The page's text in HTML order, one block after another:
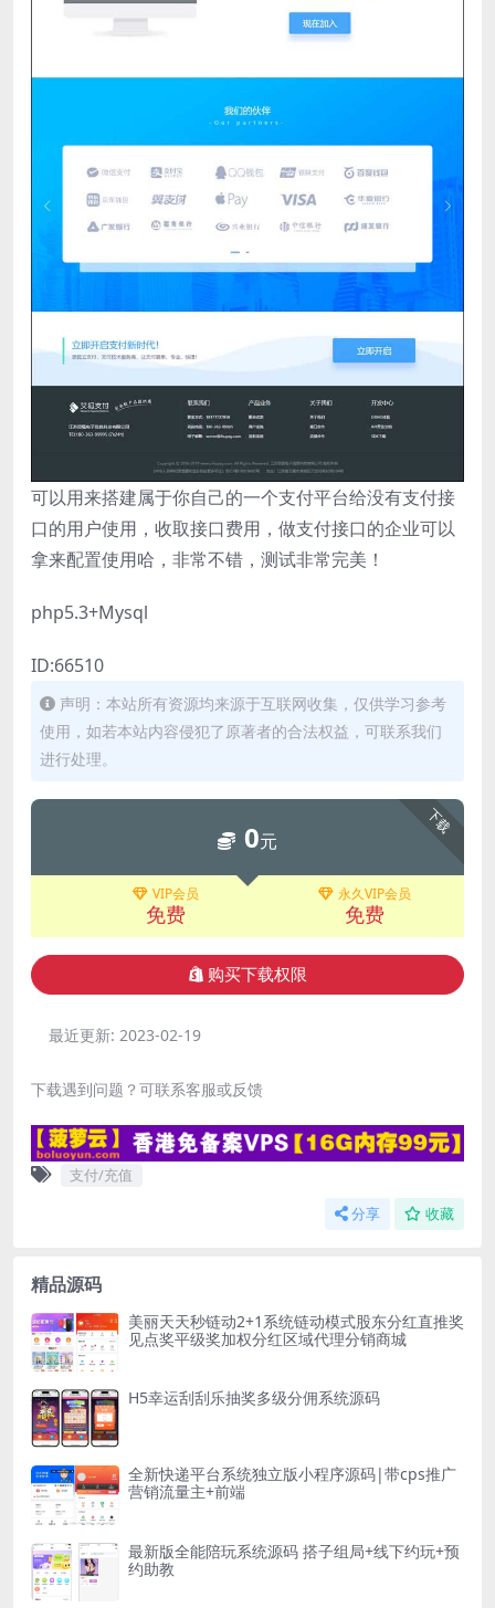
可以用来搭建属于你自己的一个支付平台给没有支付接
口的用户使用，收取接口费用，做支付接口的企业可以
拿来配置使用哈，非常不错，测试非常完美！
php5.3+Mysql
ID:66510
声明：本站所有资源均来源于互联网收集，仅供学习参考
使用，如若本站内容侵犯了原著者的合法权益，可联系我们
进行处理。
下载
0元
VIP会员
免费
永久VIP会员
免费
购买下载权限
最近更新: 2023-02-19
下载遇到问题？可联系客服或反馈
支付/充值
分享 收藏
精品源码
美丽天天秒链动2+1系统链动模式股东分红直推奖
见点奖平级奖加权分红区域代理分销商城
H5幸运刮刮乐抽奖多级分佣系统源码
全新快递平台系统独立版小程序源码|带cps推广
营销流量主+前端
最新版全能陪玩系统源码 搭子组局+线下约玩+预
约助教